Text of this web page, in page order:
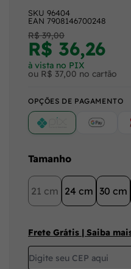
SKU 96404
EAN 7908146700248
R$ 39,00
R$ 36,26
à vista no PIX
ou R$ 37,00 no cartão
OPÇÕES DE PAGAMENTO
Google
Frete Grátis | Saiba
Tamanho
21 cm 24 cm 30 cm